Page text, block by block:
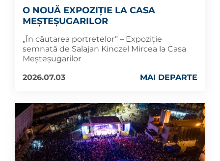
O NOUĂ EXPOZIȚIE LA CASA
MEȘTEȘUGARILOR
„În căutarea portretelor” – Expoziție
semnată de Salajan Kinczel Mircea la Casa
Meșteșugarilor
2026.07.03
MAI DEPARTE